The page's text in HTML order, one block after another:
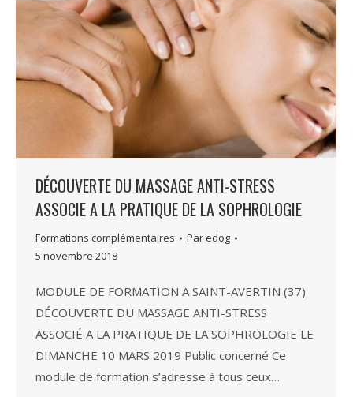
DÉCOUVERTE DU MASSAGE ANTI-STRESS
ASSOCIE A LA PRATIQUE DE LA SOPHROLOGIE
Formations complémentaires Par edog
5 novembre 2018
MODULE DE FORMATION A SAINT-AVERTIN (37)
DÉCOUVERTE DU MASSAGE ANTI-STRESS
ASSOCIÉ A LA PRATIQUE DE LA SOPHROLOGIE LE
DIMANCHE 10 MARS 2019 Public concerné Ce
module de formation s’adresse à tous ceux…